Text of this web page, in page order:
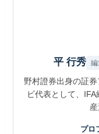
平 行秀 編
野村證券出身の証
ビ代表として、
プロ